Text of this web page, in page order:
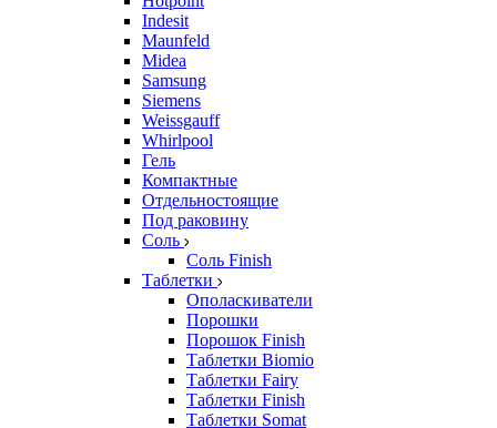
Indesit
Maunfeld
Midea
Samsung
Siemens
Weissgauff
Whirlpool
Гель
Компактные
Отдельностоящие
Под раковину
Соль
Соль Finish
Таблетки
Ополаскиватели
Порошки
Порошок Finish
Таблетки Biomio
Таблетки Fairy
Таблетки Finish
Таблетки Somat